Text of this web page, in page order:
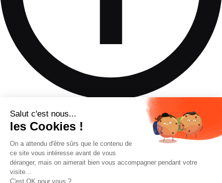
Ce produit n'est pas disponible dans la taille de ski que vous
avez sélectionnée.
Trouver un revendeur